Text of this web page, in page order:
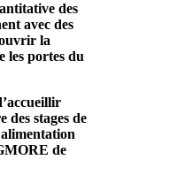
des
avec des
la
les portes du
stages de
de